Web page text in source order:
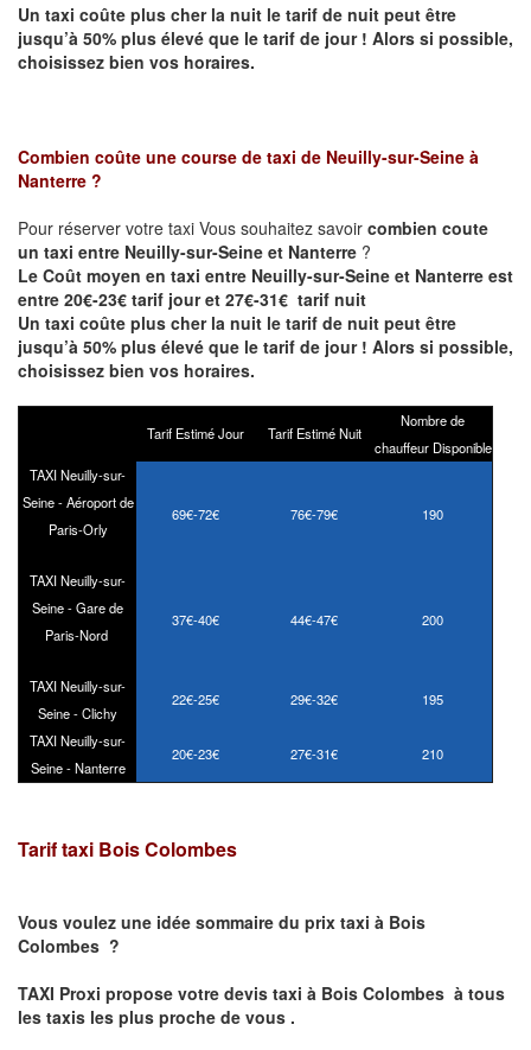
Un taxi coûte plus cher la nuit le tarif de nuit peut être
jusqu’à 50% plus élevé que le tarif de jour ! Alors si possible,
choisissez bien vos horaires.
Combien coûte une course de taxi de Neuilly-sur-Seine à
Nanterre ?
Pour réserver votre taxi Vous souhaitez savoir combien coute
un taxi entre Neuilly-sur-Seine et Nanterre ?
Le Coût moyen en taxi entre Neuilly-sur-Seine et Nanterre est
entre 20€-23€ tarif jour et 27€-31€ tarif nuit
Un taxi coûte plus cher la nuit le tarif de nuit peut être
jusqu’à 50% plus élevé que le tarif de jour ! Alors si possible,
choisissez bien vos horaires.
Tarif Estimé Jour Tarif Estimé Nuit
Nombre de
chauffeur Disponible
TAXI Neuilly-sur-
Seine - Aéroport de
Paris-Orly
69€-72€ 76€-79€ 190
TAXI Neuilly-sur-
Seine - Gare de
Paris-Nord
37€-40€ 44€-47€ 200
TAXI Neuilly-sur-
Seine - Clichy
22€-25€ 29€-32€ 195
TAXI Neuilly-sur-
Seine - Nanterre
20€-23€ 27€-31€ 210
Tarif taxi Bois Colombes
Vous voulez une idée sommaire du prix taxi à Bois
Colombes ?
TAXI Proxi propose votre devis taxi à Bois Colombes à tous
les taxis les plus proche de vous .